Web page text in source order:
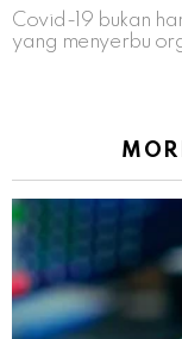
Covid-19 bukan
yang menyerbu